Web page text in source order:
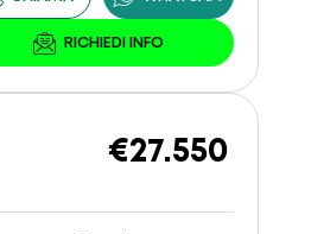
€27.550